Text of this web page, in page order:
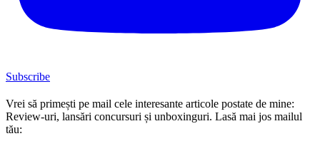
Subscribe
Vrei să primești pe mail cele interesante articole postate de mine:
Review-uri, lansări concursuri și unboxinguri. Lasă mai jos mailul
tău: